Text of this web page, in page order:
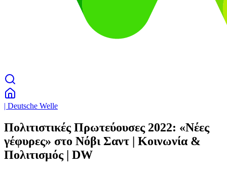
| Deutsche Welle
Πολιτιστικές Πρωτεύουσες 2022: «Νέες
γέφυρες» στο Νόβι Σαντ | Κοινωνία &
Πολιτισμός | DW